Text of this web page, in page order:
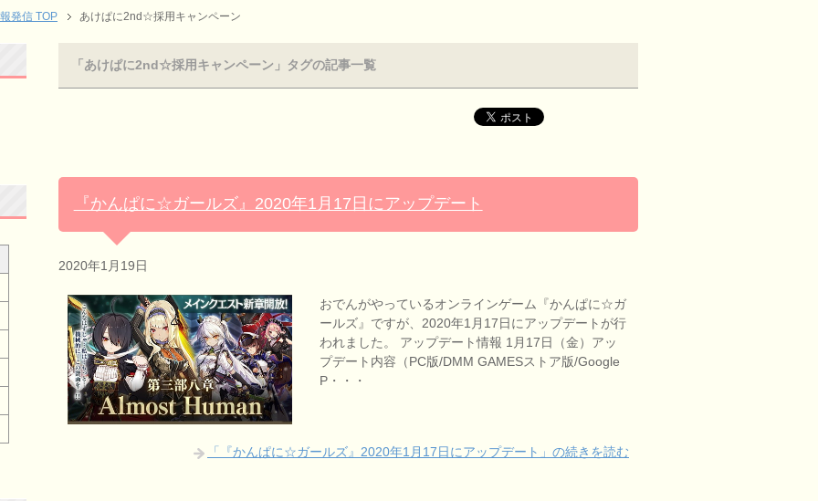
発信 TOP あけぱに2nd☆採用キャンペーン
「あけぱに2nd☆採用キャンペーン」タグの記事一覧
『かんぱに☆ガールズ』2020年1月17日にアップデート
2020年1月19日
おでんがやっているオンラインゲーム『かんぱに☆ガ
ールズ』ですが、2020年1月17日にアップデートが行
われました。 アップデート情報 1月17日（金）アッ
プデート内容（PC版/DMM GAMESストア版/Google
P・・・
「『かんぱに☆ガールズ』2020年1月17日にアップデート」の続きを読む